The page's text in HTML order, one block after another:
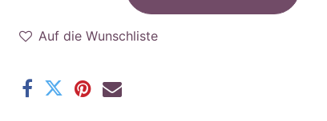
Auf die Wunschliste